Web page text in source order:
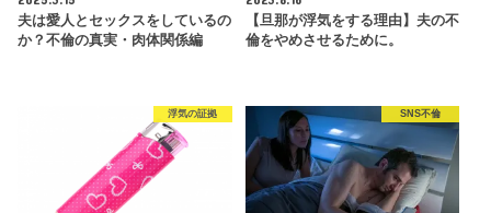
夫は愛人とセックスをしているの
か？不倫の真実・肉体関係編
【旦那が浮気をする理由】夫の不
倫をやめさせるために。
浮気の証拠 SNS不倫